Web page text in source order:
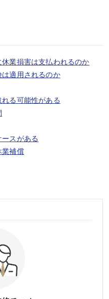
休業損害は支払われるのか
は適用されるのか
れる可能性がある
ースがある
業補償